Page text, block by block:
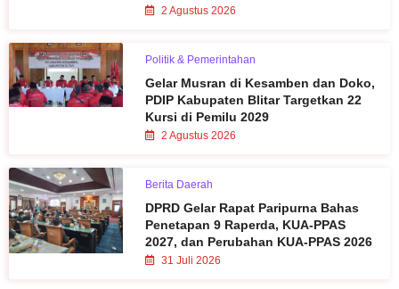
2 Agustus 2026
Politik & Pemerintahan
Gelar Musran di Kesamben dan Doko,
PDIP Kabupaten Blitar Targetkan 22
Kursi di Pemilu 2029
2 Agustus 2026
Berita Daerah
DPRD Gelar Rapat Paripurna Bahas
Penetapan 9 Raperda, KUA-PPAS
2027, dan Perubahan KUA-PPAS 2026
31 Juli 2026